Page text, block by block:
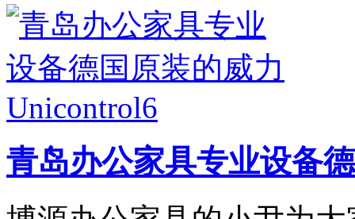
青岛办公家具专业设备